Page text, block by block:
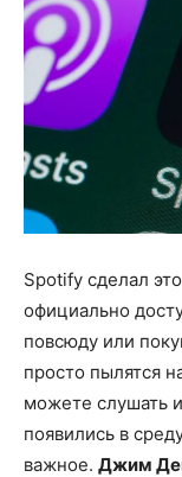
Spotify сделал
официально
повсюду или
просто пылятся
можете слушать
появились в
важное. Джим